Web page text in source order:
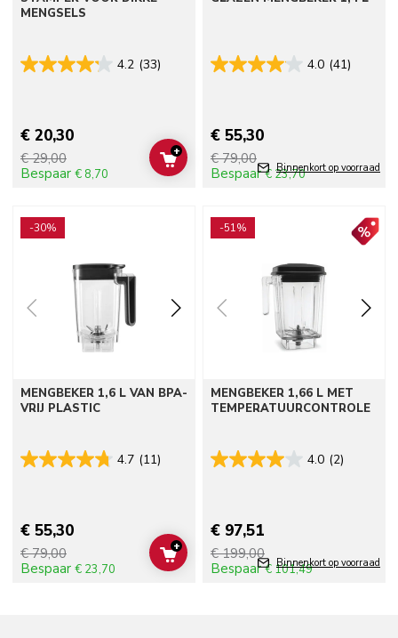
MENGSELS
4.2 (33)
€ 20,30
€ 29,00
Bespaar € 8,70
ADD TO CART
+
4.0 (41)
€ 55,30
€ 79,00
Bespaar € 23,70
Binnenkort op voorraad
-30%
MENGBEKER 1,6 L VAN BPA-
VRIJ PLASTIC
4.7 (11)
€ 55,30
€ 79,00
Bespaar € 23,70
ADD TO CART
+
-51%
MENGBEKER 1,66 L MET
TEMPERATUURCONTROLE
4.0 (2)
€ 97,51
€ 199,00
Bespaar € 101,49
Binnenkort op voorraad